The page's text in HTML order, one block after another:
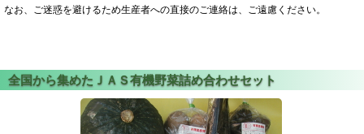
なお、ご迷惑を避けるため生産者への直接のご連絡は、ご遠慮ください。